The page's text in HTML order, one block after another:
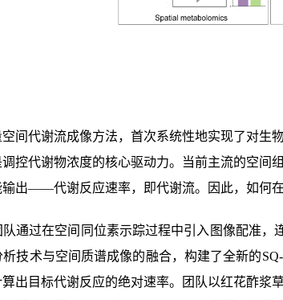
间代谢流成像方法，首次系统性地实现了对
控代谢物浓度的核心驱动力。当前主流的空
出——代谢反应速率，即代谢流。因此，如何
通过在空间同位素示踪过程中引入图像配准，
技术与空间质谱成像的融合，构建了全新的
出目标代谢反应的绝对速率。团队以红花酢